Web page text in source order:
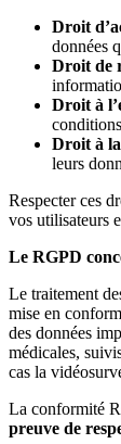
Droit
données
Droit de
Droit à
Droit à
leurs
Respecter ces
vos utilisateurs
Le RGPD
Le traitement
mise en
des données
médicales,
cas la
La conformité
preuve de